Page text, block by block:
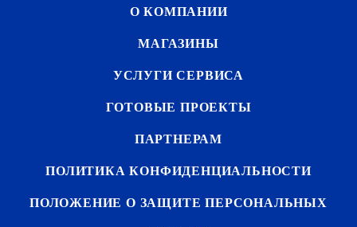
О КОМПАНИИ
МАГАЗИНЫ
УСЛУГИ СЕРВИСА
ГОТОВЫЕ ПРОЕКТЫ
ПАРТНЕРАМ
ПОЛИТИКА КОНФИДЕНЦИАЛЬНОСТИ
ПОЛОЖЕНИЕ О ЗАЩИТЕ ПЕРСОНАЛЬНЫХ